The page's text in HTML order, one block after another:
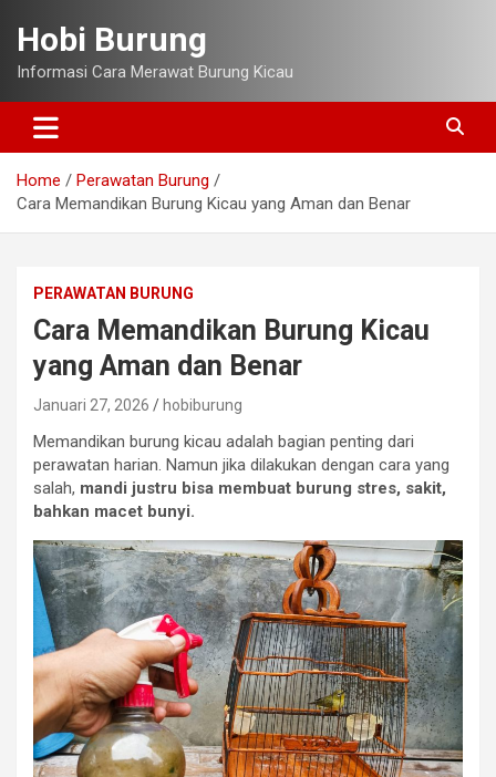
content
Hobi Burung
Informasi Cara Merawat Burung Kicau
Home
Perawatan Burung
Cara Memandikan Burung Kicau yang Aman dan Benar
PERAWATAN BURUNG
Cara Memandikan Burung Kicau
yang Aman dan Benar
Januari 27, 2026 hobiburung
Memandikan burung kicau adalah bagian penting dari
perawatan harian. Namun jika dilakukan dengan cara yang
salah, mandi justru bisa membuat burung stres, sakit,
bahkan macet bunyi.